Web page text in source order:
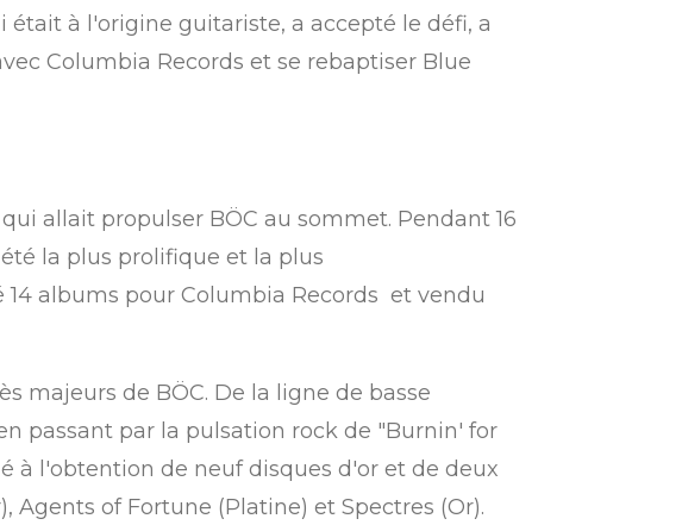
était à l'origine guitariste, a accepté le défi, a
Columbia Records et se rebaptiser Blue
allait propulser BÖC au sommet. Pendant 16
la plus prolifique et la plus
albums pour Columbia Records et vendu
majeurs de BÖC. De la ligne de basse
passant par la pulsation rock de "Burnin' for
à l'obtention de neuf disques d'or et de deux
Agents of Fortune (Platine) et Spectres (Or).